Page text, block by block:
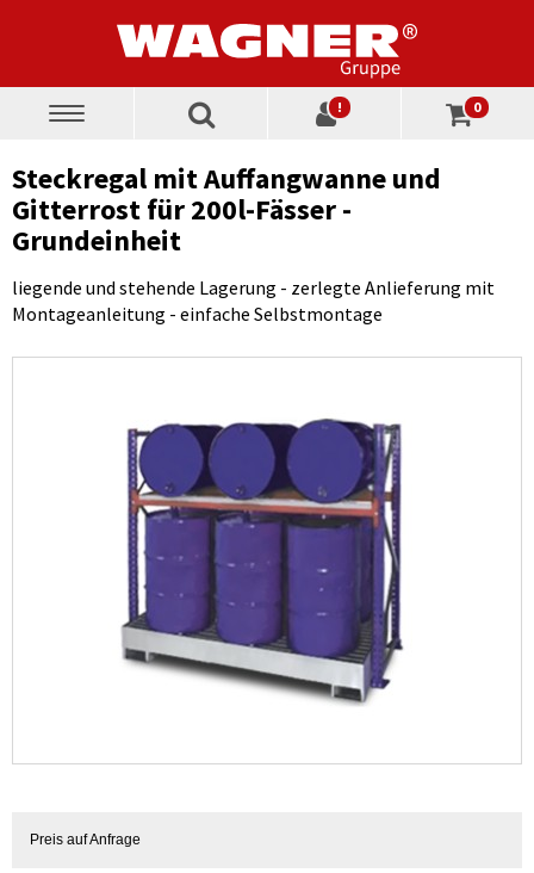
Toggle
! 0
Steckregal mit Auffangwanne und
Gitterrost für 200l-Fässer -
Grundeinheit
liegende und stehende Lagerung - zerlegte Anlieferung mit
Montageanleitung - einfache Selbstmontage
Preis auf Anfrage